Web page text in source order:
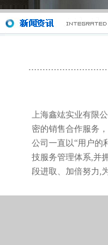
上海鑫竑实业有限
密的销售合作服务
公司一直以“用户的
技服务管理体系,并
段进取、加倍努力,